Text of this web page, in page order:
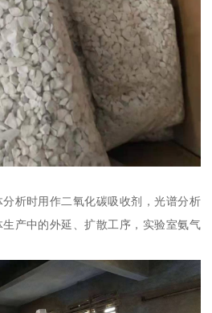
析时用作二氧化碳吸收剂，光谱分析
产中的外延、扩散工序，实验室氨气